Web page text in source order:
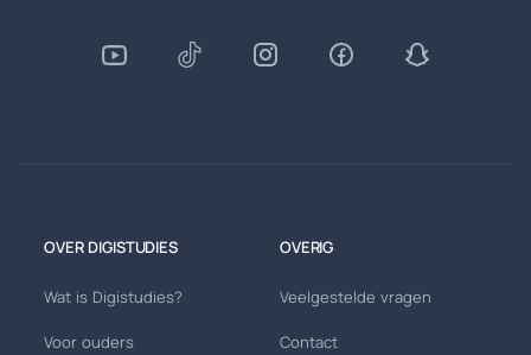
OVER DIGISTUDIES
Wat is Digistudies?
Voor ouders
OVERIG
Veelgestelde vragen
Contact